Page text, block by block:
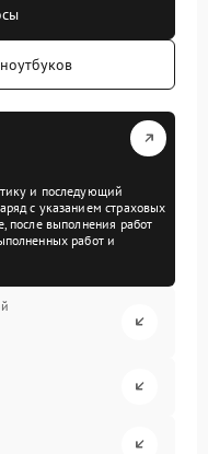
и последующий
с указанием страховых
после выполнения работ
работ и